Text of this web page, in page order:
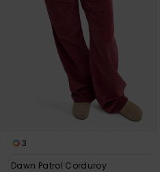
3
Dawn Patrol Corduroy